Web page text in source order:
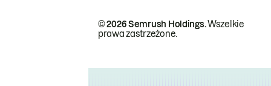
© 2026 Semrush Holdings.Wszelkie
prawa zastrzeżone.